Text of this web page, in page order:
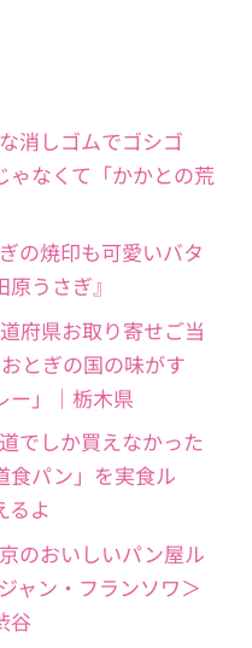
消しゴムでゴシゴ
ゃなくて「かかとの荒
の焼印も可愛いバタ
うさぎ』
府県お取り寄せご当
とぎの国の味がす
ー」｜栃木県
でしか買えなかった
食パン」を実食ル
るよ
のおいしいパン屋ル
ャン・フランソワ＞
谷